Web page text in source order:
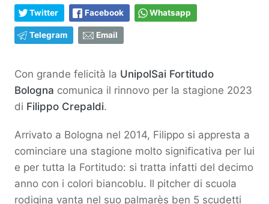
Twitter Facebook Whatsapp
Telegram Email
Con grande felicità la UnipolSai Fortitudo
Bologna comunica il rinnovo per la stagione 2023
di Filippo Crepaldi.
Arrivato a Bologna nel 2014, Filippo si appresta a
cominciare una stagione molto significativa per lui
e per tutta la Fortitudo: si tratta infatti del decimo
anno con i colori biancoblu. Il pitcher di scuola
rodigina vanta nel suo palmarès ben 5 scudetti